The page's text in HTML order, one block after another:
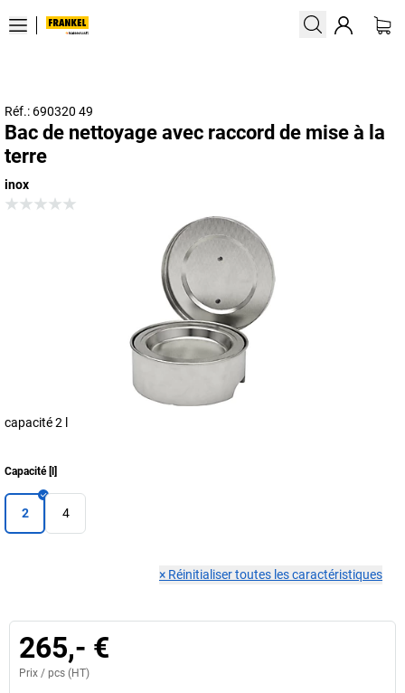
Réf.: 690320 49
Bac de nettoyage avec raccord de mise à la
terre
inox
capacité 2 l
Capacité[ ]
2 4
× Réinitialiser toutes les caractéristiques
265,- €
Prix / pcs (HT)